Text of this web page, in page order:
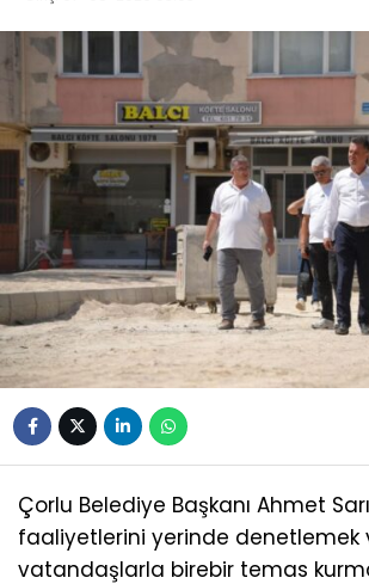
Çorlu Belediye Başkanı Ahmet
faaliyetlerini yerinde denetlemek
vatandaşlarla birebir temas